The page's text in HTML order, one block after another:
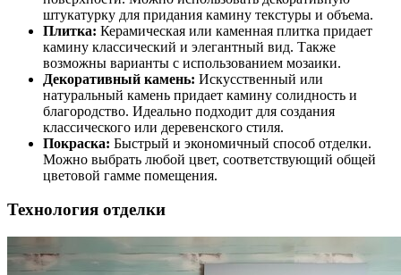
штукатурку для придания камину текстуры и объема.
Плитка: Керамическая или каменная плитка придает
камину классический и элегантный вид. Также
возможны варианты с использованием мозаики.
Декоративный камень: Искусственный или
натуральный камень придает камину солидность и
благородство. Идеально подходит для создания
классического или деревенского стиля.
Покраска: Быстрый и экономичный способ отделки.
Можно выбрать любой цвет, соответствующий общей
цветовой гамме помещения.
Технология отделки